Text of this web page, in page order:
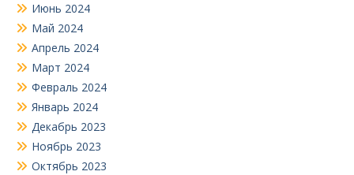
Июнь 2024
Май 2024
Апрель 2024
Март 2024
Февраль 2024
Январь 2024
Декабрь 2023
Ноябрь 2023
Октябрь 2023